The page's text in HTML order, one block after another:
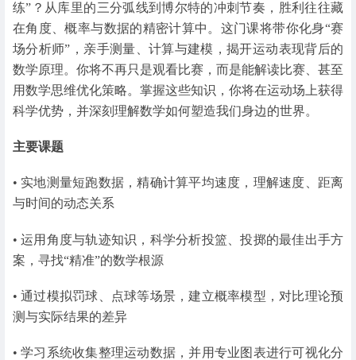
练”？从库里的三分弧线到博尔特的冲刺节奏，胜利往往藏
在角度、概率与数据的精密计算中。这门课将带你化身“赛
场分析师”，亲手测量、计算与建模，揭开运动表现背后的
数学原理。你将不再只是观看比赛，而是能解读比赛、甚至
用数学思维优化策略。掌握这些知识，你将在运动场上获得
科学优势，并深刻理解数学如何塑造我们身边的世界。
主要课题
• 实地测量短跑数据，精确计算平均速度，理解速度、距离
与时间的动态关系
• 运用角度与轨迹知识，科学分析投篮、投掷的最佳出手方
案，寻找“精准”的数学根源
• 通过模拟罚球、点球等场景，建立概率模型，对比理论预
测与实际结果的差异
• 学习系统收集整理运动数据，并用专业图表进行可视化分